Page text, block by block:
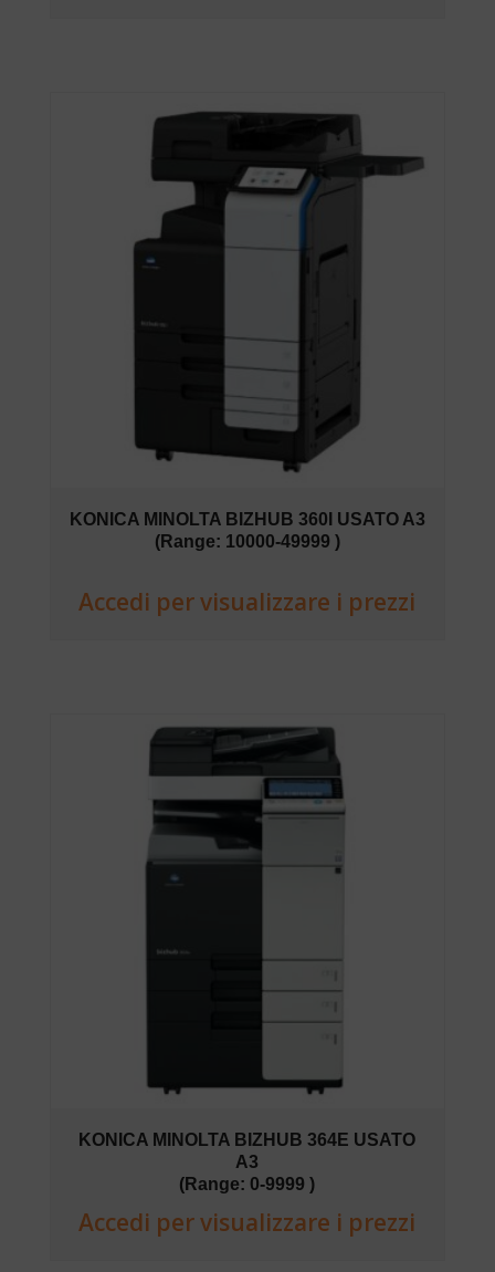
KONICA MINOLTA BIZHUB 360I USATO A3
(Range: 10000-49999 )
Accedi per visualizzare i prezzi
KONICA MINOLTA BIZHUB 364E USATO
A3
(Range: 0-9999 )
Accedi per visualizzare i prezzi